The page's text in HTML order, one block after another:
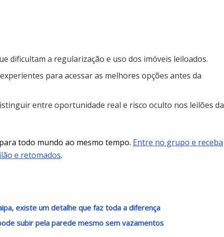
dificultam a regularização e uso dos imóveis leiloados.
para acessar as melhores opções antes da
entre oportunidade real e risco oculto nos leilões da
todo mundo ao mesmo tempo. Entre no grupo e receba
e retomados.
existe um detalhe que faz toda a diferença
subir pela parede mesmo sem vazamentos